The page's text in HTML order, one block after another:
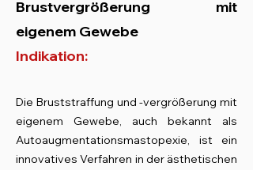
Brustvergrößerung mit
eigenem Gewebe
Indikation:
Die Bruststraffung und -vergrößerung mit
eigenem Gewebe, auch bekannt als
Autoaugmentationsmastopexie, ist ein
innovatives Verfahren in der ästhetischen